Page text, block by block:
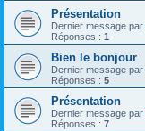
Présentation
Dernier message par
Réponses : 1
Bien le bonjour
Dernier message par
Réponses : 5
Présentation
Dernier message par
Réponses : 7